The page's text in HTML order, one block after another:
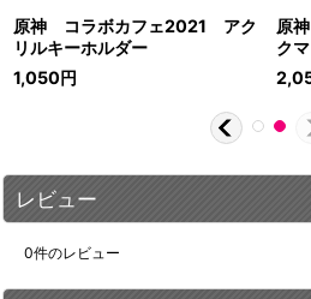
原神 コラボカフェ2021 アク
リルキーホルダー
1,050円
原
ク
レビュー
0件のレビュー